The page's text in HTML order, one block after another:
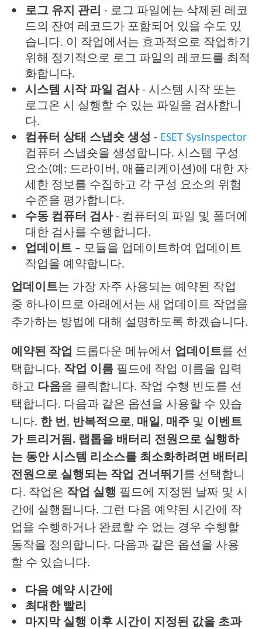
로그 유지 관리 - 로그 파일에는 삭제된 레코
드의 잔여 레코드가 포함되어 있을 수도 있
습니다. 이 작업에서는 효과적으로 작업하기
위해 정기적으로 로그 파일의 레코드를 최적
화합니다.
시스템 시작 파일 검사- 시스템 시작 또는
로그온 시 실행할 수 있는 파일을 검사합니
다.
컴퓨터 상태 스냅숏 생성 - ESET SysInspector
컴퓨터 스냅숏을 생성합니다. 시스템 구성
요소(예: 드라이버, 애플리케이션)에 대한 자
세한 정보를 수집하고 각 구성 요소의 위험
수준을 평가합니다.
수동 컴퓨터 검사- 컴퓨터의 파일 및 폴더에
대한 검사를 수행합니다.
업데이트 – 모듈을 업데이트하여 업데이트
작업을 예약합니다.
업데이트는 가장 자주 사용되는 예약된 작업
중 하나이므로 아래에서는 새 업데이트 작업을
추가하는 방법에 대해 설명하도록 하겠습니다.
예약된 작업 드롭다운 메뉴에서 업데이트를 선
택합니다. 작업 이름 필드에 작업 이름을 입력
하고 다음을 클릭합니다. 작업 수행 빈도를 선
택합니다. 다음과 같은 옵션을 사용할 수 있습
니다. 한 번, 반복적으로, 매일, 매주 및 이벤트
가 트리거됨. 랩톱을 배터리 전원으로 실행하
는 동안 시스템 리소스를 최소화하려면 배터리
전원으로 실행되는 작업 건너뛰기 를 선택합니
다. 작업은 작업 실행 필드에 지정된 날짜 및 시
간에 실행됩니다. 그런 다음 예약된 시간에 작
업을 수행하거나 완료할 수 없는 경우 수행할
동작을 정의합니다. 다음과 같은 옵션을 사용
할 수 있습니다.
다음 예약 시간에
최대한 빨리
마지막 실행 이후 시간이 지정된 값을 초과